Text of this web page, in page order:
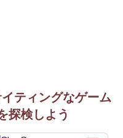
ティングなゲーム
検しよう